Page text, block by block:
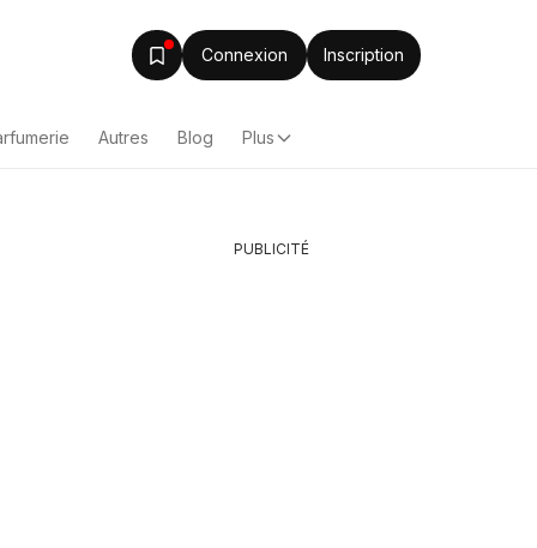
Connexion Inscription
Autres Blog Plus
PUBLICITÉ